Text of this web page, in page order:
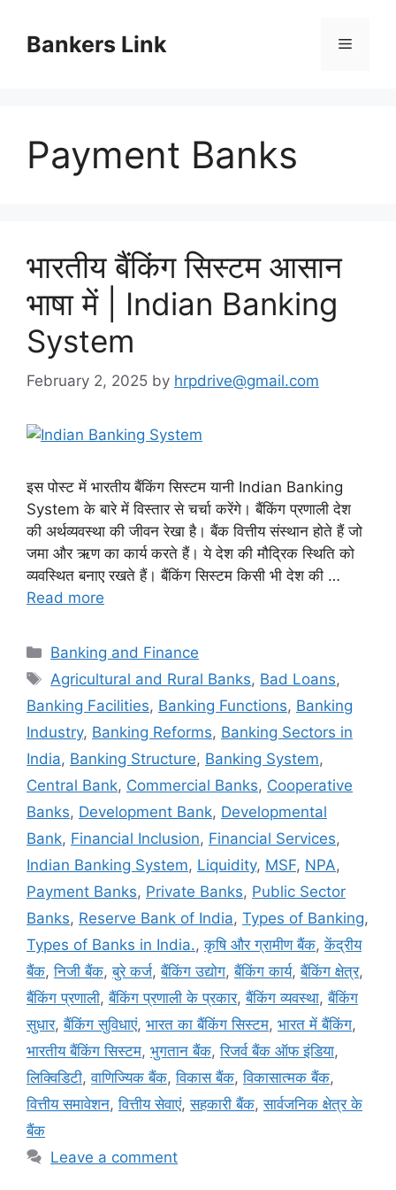
contentBankers Link Menu
Payment Banks
भारतीय बैंकिंग सिस्टम आसान
भाषा में | Indian Banking
System
February 2, 2025 by hrpdrive@gmail.com
इस पोस्ट में भारतीय बैंकिंग सिस्टम यानी Indian Banking
System के बारे में विस्तार से चर्चा करेंगे। बैंकिंग प्रणाली देश
की अर्थव्यवस्था की जीवन रेखा है। बैंक वित्तीय संस्थान होते हैं जो
जमा और ऋण का कार्य करते हैं। ये देश की मौद्रिक स्थिति को
व्यवस्थित बनाए रखते हैं। बैंकिंग सिस्टम किसी भी देश की …
Read more
Categories
Banking and Finance
Tags
Agricultural and Rural Banks, Bad Loans,
Banking Facilities, Banking Functions, Banking
Industry, Banking Reforms, Banking Sectors in
India, Banking Structure, Banking System,
Central Bank, Commercial Banks, Cooperative
Banks, Development Bank, Developmental
Bank, Financial Inclusion, Financial Services,
Indian Banking System, Liquidity, MSF, NPA,
Payment Banks, Private Banks, Public Sector
Banks, Reserve Bank of India, Types of Banking,
Types of Banks in India.,कृषि और ग्रामीण बैंक,केंद्रीय
बैंक,निजी बैंक,बुरे कर्ज,बैंकिंग उद्योग,बैंकिंग कार्य,बैंकिंग क्षेत्र,
बैंकिंग प्रणाली,बैंकिंग प्रणाली के प्रकार,बैंकिंग व्यवस्था,बैंकिंग
सुधार,बैंकिंग सुविधाएं, भारत का बैंकिंग सिस्टम, भारत में बैंकिंग,
भारतीय बैंकिंग सिस्टम, भुगतान बैंक,रिजर्व बैंक ऑफ इंडिया,
लिक्विडिटी,वाणिज्यिक बैंक,विकास बैंक,विकासात्मक बैंक,
वित्तीय समावेशन,वित्तीय सेवाएं,सहकारी बैंक,सार्वजनिक क्षेत्र के
बैंक
Leave a comment